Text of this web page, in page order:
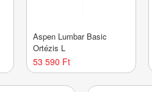
Aspen Lumbar Basic
Ortézis L
53 590 Ft